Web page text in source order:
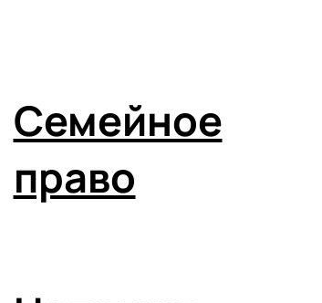
Семейное
право